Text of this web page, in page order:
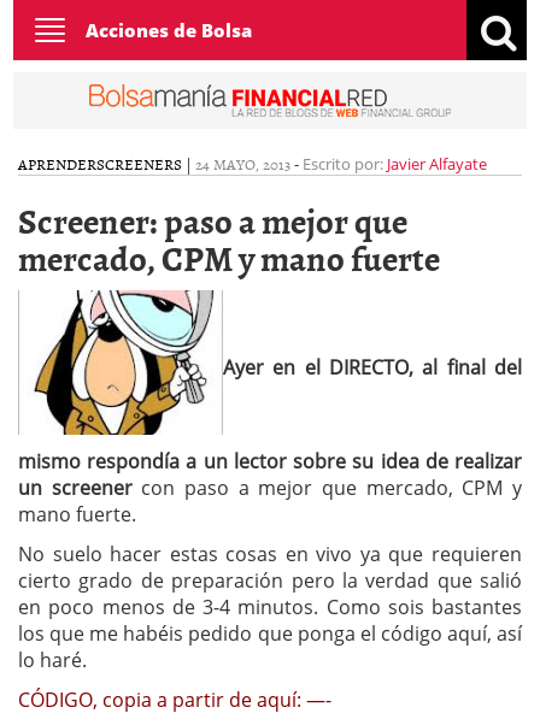
Toggle
navigation
Acciones de Bolsa
APRENDERSCREENERS | 24 MAYO, 2013- Escrito por: Javier Alfayate
Screener: paso a mejor que
mercado, CPM y mano fuerte
Ayer en el DIRECTO, al final del
mismo respondía a un lector sobre su idea de realizar
un screenercon paso a mejor que mercado, CPM y
mano fuerte.
No suelo hacer estas cosas en vivo ya que requieren
cierto grado de preparación pero la verdad que salió
en poco menos de 3-4 minutos. Como sois bastantes
los que me habéis pedido que ponga el código aquí, así
lo haré.
CÓDIGO, copia a partir de aquí: —-